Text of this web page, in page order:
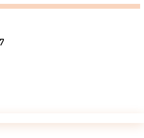
vazio.